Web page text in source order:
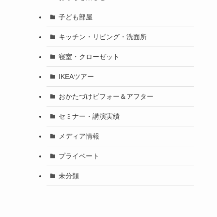
子ども部屋
キッチン・リビング・洗面所
寝室・クローゼット
IKEAツアー
おかたづけビフォー＆アフター
セミナー・講演実績
メディア情報
プライベート
未分類